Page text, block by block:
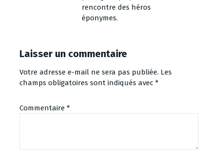
rencontre des héros
éponymes.
Laisser un commentaire
Votre adresse e-mail ne sera pas publiée. Les
champs obligatoires sont indiqués avec *
Commentaire *